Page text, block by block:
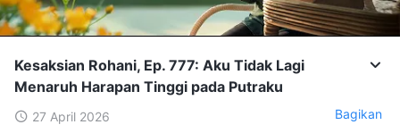
Kesaksian Rohani, Ep. 777: Aku Tidak Lagi
Menaruh Harapan Tinggi pada Putraku
27 April 2026 Bagikan